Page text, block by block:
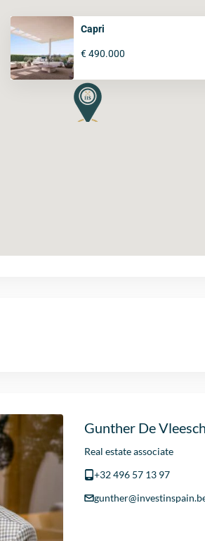
Capri
€ 490.000
Gunther De
Real estate associate
+32 496 57 13 97